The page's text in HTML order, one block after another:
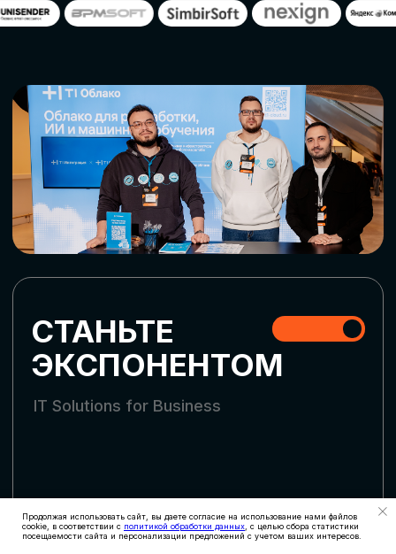
Продолжая использовать сайт, вы даете согласие на использование нами файлов
cookie, в соответствии с политикой обработки данных , с целью сбора статистики
посещаемости сайта и персонализации предложений с учетом ваших интересов.
СТАТЬ ПАРТНЕРОМ
СКАЧАТЬ ПРОГРАММУ
СТАТЬ СПИКЕРОМ
Оставьте заявку, наши менеджеры
СТАТЬ УЧАСТНИКОМ